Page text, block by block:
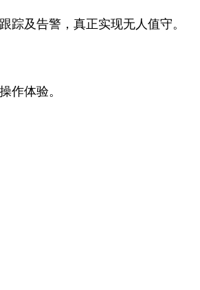
及告警，真正实现无人值守。
作体验。